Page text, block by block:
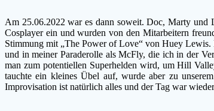
Am 25.06.2022 war es dann soweit. Doc, Marty und
Cosplayer ein und wurden von den Mitarbeitern
Stimmung mit „The Power of Love“ von Huey Lewis.
und in meiner Paraderolle als McFly, die ich in der
man zum potentiellen Superhelden wird, um Hill
tauchte ein kleines Übel auf, wurde aber zu
Improvisation ist natürlich alles und der Tag war